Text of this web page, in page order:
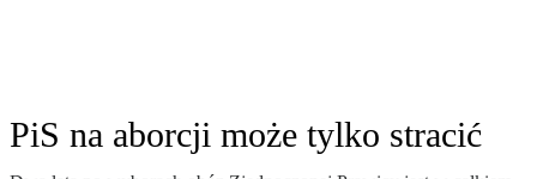
PiS na aborcji może tylko stracić